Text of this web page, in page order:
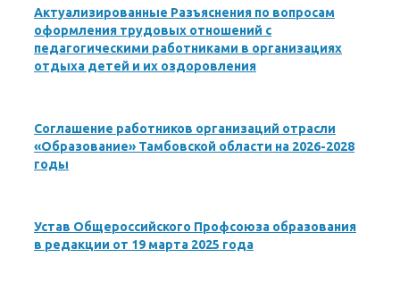
Актуализированные Разъяснения по вопросам
оформления трудовых отношений с
педагогическими работниками в организациях
отдыха детей и их оздоровления
Соглашение работников организаций отрасли
«Образование» Тамбовской области на 2026-2028
годы
Устав Общероссийского Профсоюза образования
в редакции от 19 марта 2025 года